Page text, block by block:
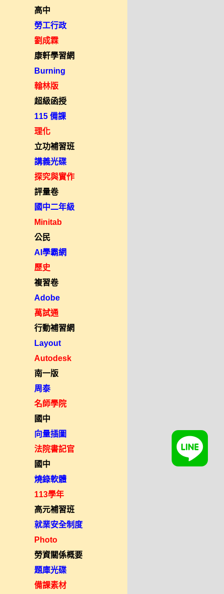
高中
勞工行政
劉成霖
康軒學習網
Burning
翰林版
超級函授
115 備課
理化
立功補習班
講義光碟
探究與實作
評量卷
國中二年級
Minitab
公民
AI學霸網
歷史
複習卷
Adobe
萬試通
行動補習網
Layout
Autodesk
南一版
周泰
名師學院
國中
向量插圖
法院書記官
國中
燒錄軟體
113學年
高元補習班
就業安全制度
Photo
勞資關係概要
題庫光碟
備課素材